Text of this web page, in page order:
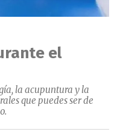
el
la acupuntura y la
que puedes ser de